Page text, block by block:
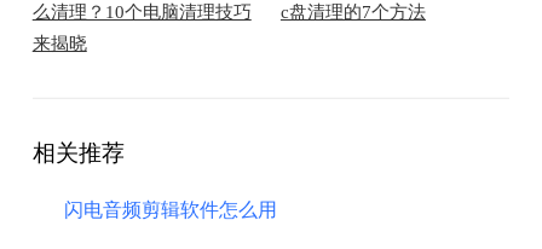
么清理？10个电脑清理技巧
来揭晓
c盘清理的7个方法
相关推荐
闪电音频剪辑软件怎么用